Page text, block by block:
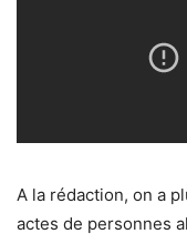
A la rédaction, on a
actes de personnes